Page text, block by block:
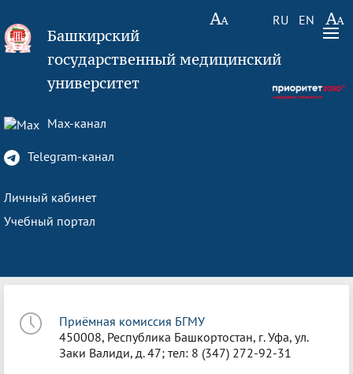
RU EN
Башкирский
государственный медицинский
университет
Max-канал
Telegram-канал
Личный кабинет
Учебный портал
Приёмная комиссия БГМУ
450008, Республика Башкортостан, г. Уфа, ул.
Заки Валиди, д. 47; тел: 8 (347) 272-92-31